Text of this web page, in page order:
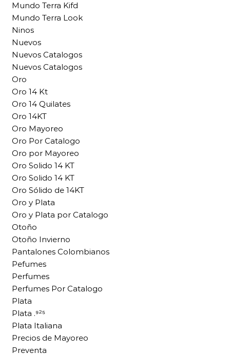
Mundo Terra Kifd
Mundo Terra Look
Ninos
Nuevos
Nuevos Catalogos
Nuevos Catalogos
Oro
Oro 14 Kt
Oro 14 Quilates
Oro 14KT
Oro Mayoreo
Oro Por Catalogo
Oro por Mayoreo
Oro Solido 14 KT
Oro Solido 14 KT
Oro Sólido de 14KT
Oro y Plata
Oro y Plata por Catalogo
Otoño
Otoño Invierno
Pantalones Colombianos
Pefumes
Perfumes
Perfumes Por Catalogo
Plata
Plata .⁹²⁵
Plata Italiana
Precios de Mayoreo
Preventa